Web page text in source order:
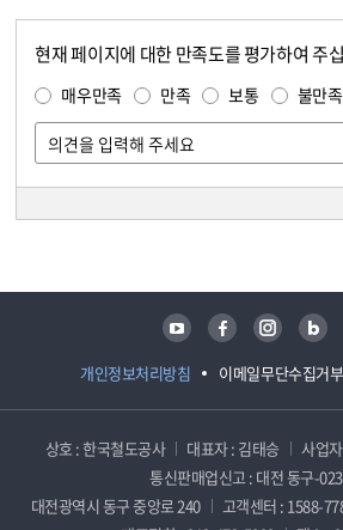
현재 페이지에 대한 만족도를 평가하여 주
매우만족 만족 보통 불만족
개인정보처리방침 이메일무단수집거부
유튜브 페이스북 인스타그램 블로그
상호 : 한국철도공사 대표자 : 김태승
사업
통신판매업신고 : 대전 동구-
대전광역시 동구 중앙로 240
고객센터 : 1588-